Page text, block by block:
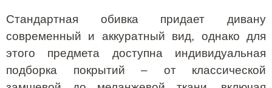
Стандартная обивка придает дивану
современный и аккуратный вид, однако для
этого предмета доступна индивидуальная
подборка покрытий – от классической